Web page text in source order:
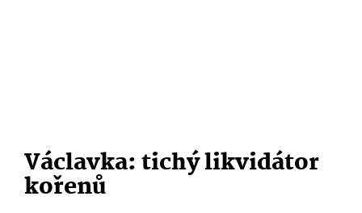
Václavka: tichý likvidátor
kořenů